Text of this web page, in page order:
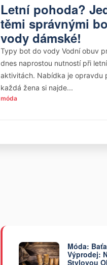
Letní pohoda?
těmi správnými
vody dámské!
Typy bot do vody Vodní obuv
dnes naprostou nutností při
aktivitách. Nabídka je opravdu
každá žena si najde...
móda
Móda:
Výprodej:
Stylovou